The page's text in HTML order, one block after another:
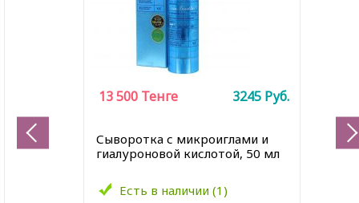
Сыворотка с микроиглами и
гиалуроновой кислотой, 50 мл
Есть в наличии (1)
13 500 Тенге 3245 Руб.